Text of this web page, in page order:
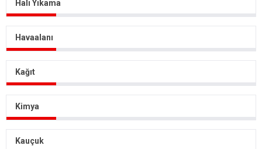
Kurumsal
Halı Yıkama
Havaalanı
Kağıt
Kimya
Kauçuk